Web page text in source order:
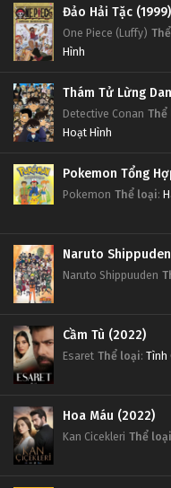
Đảo Hải Tặc (1999)
One Piece (Luffy)
Hình
Thám Tử Lừng
Detective Conan Thể
Hoạt Hình
Pokemon Tổng
Pokemon Thể loại:
Naruto
Naruto Shippuuden
Cầm Tù (2022)
Esaret Thể loại: Tình
Hoa Máu (2022)
Kan Cicekleri Thể loại